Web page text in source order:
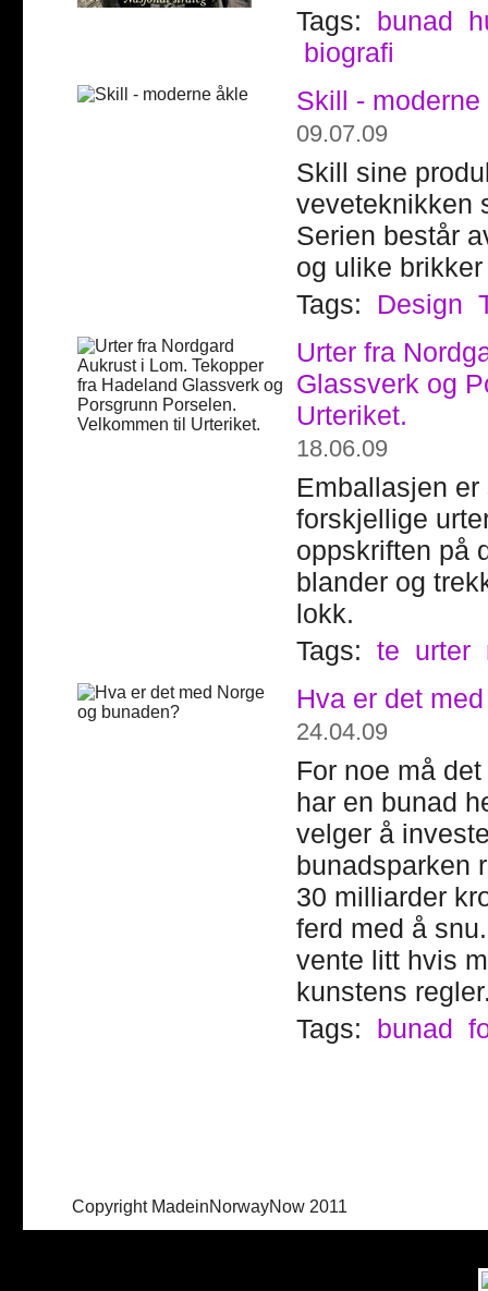
Tags:
bunad
biografi
Skill - moderne
09.07.09
Skill sine
veveteknikken
Serien består
og ulike
Tags:
Design
Urter fra
Glassverk og
Urteriket.
18.06.09
Emballasjen
forskjellige
oppskriften på
blander og
lokk.
Tags: te urter
Hva er det
24.04.09
For noe må
har en bunad
velger å
bunadsparken
30 milliarder
ferd med å
vente litt hvis
kunstens
Tags:
bunad
Copyright MadeinNorwayNow 2011